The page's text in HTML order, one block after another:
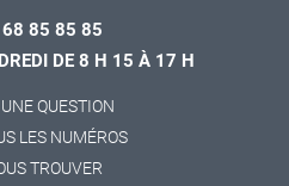
68 85 85 85
DE 8 H 15 À 17 H
QUESTION
LES NUMÉROS
TROUVER